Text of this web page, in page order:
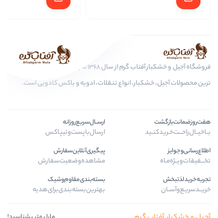
فروشگاه آجیل و خشکبار آفتاب گرم از سال 1368 تا به امروز، عرضه کننده مرغوب
انواع تنقلات، ادویه و باکس کادویی است.
ارســال‌سریع‌روزانه
ارسال‌با‌پست‌و‌تیپاکس
پیگیری‌آنلاین‌سفارش
مشاهده‌وضعیت‌سفارش
بسته‌بندی‌مقاوم‌وشیک
بهترین‌بسته‌بندی‌برای‌هدیه